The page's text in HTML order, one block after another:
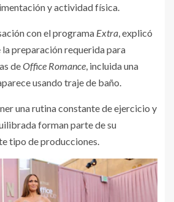
y actividad física.
con el programa Extra , explicó
preparación requerida para
deOffice Romance , incluida una
usando traje de baño.
una rutina constante de ejercicio y
forman parte de su
tipo de producciones.